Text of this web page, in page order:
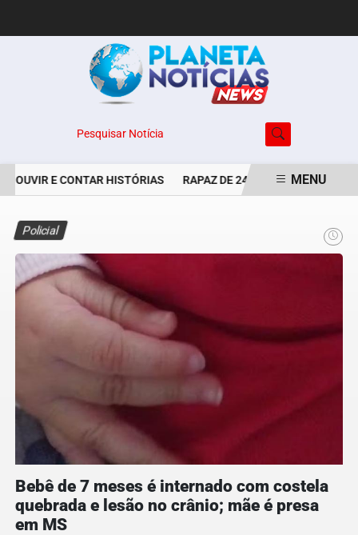
Pesquisar Notícia
OUVIR E CONTAR HISTÓRIAS RAPAZ DE 24 ANOS É MENU
Policial
Bebê de 7 meses é internado com costela
quebrada e lesão no crânio; mãe é presa
em MS